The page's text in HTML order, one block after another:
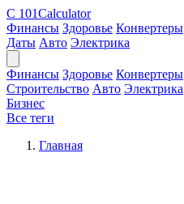
C 101Calculator
Финансы Здоровье Конвертеры
Даты Авто Электрика
Финансы Здоровье Конвертеры
Строительство Авто Электрика
Бизнес
Все теги
Главная